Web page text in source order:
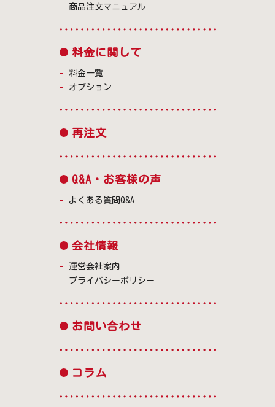
商品注文マニュアル
料金に関して
料金一覧
オプション
再注文
Q&A・お客様の声
よくある質問Q&A
会社情報
運営会社案内
プライバシーポリシー
お問い合わせ
コラム